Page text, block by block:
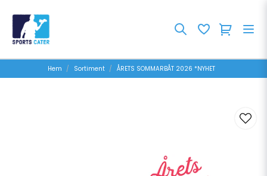
Hem Sortiment ÅRETS SOMMARBÅT 2026 *NYHET